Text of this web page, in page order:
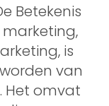
Betekenis
is
van
Het omvat